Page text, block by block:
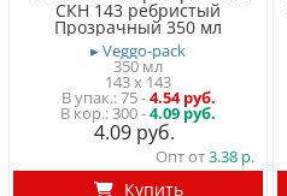
СКН 143 ребристый
Прозрачный 350 мл
▸ Veggo-pack
350 мл
143 x 143
75-4.54 руб.
300 -4.09 руб.
4.09
Опт от3.38
Купить